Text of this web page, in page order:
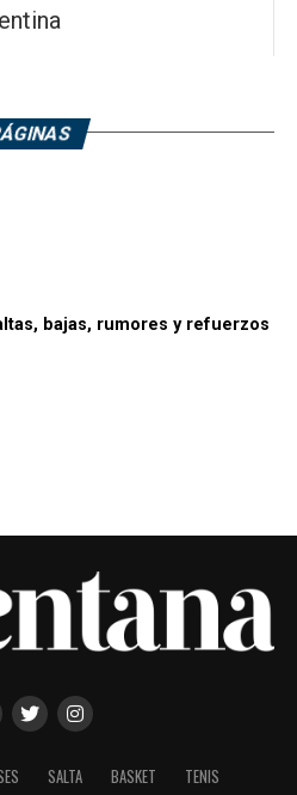
bajas, rumores y refuerzos
SALTA BASKET TENIS